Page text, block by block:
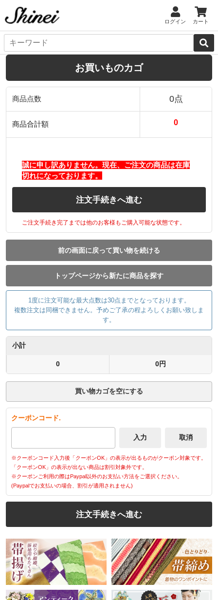
ログイン カート
お買いものカゴ
商品点数 0点
商品合計額 0
誠に申し訳ありません。現在、ご注文の商品は在庫
切れになっております。
注文手続きへ進む
ご注文手続き完了までは他のお客様もご購入可能な状態です。
前の画面に戻って買い物を続ける
トップページから新たに商品を探す
1度に注文可能な最大点数は30点までとなっております。
複数注文は同梱できません。予めご了承の程よろしくお願い致しま
す。
小計
0 0円
買い物カゴを空にする
クーポンコード.
※クーポンコード入力後「クーポンOK」の表示が出るものがクーポン対象です。
「クーポンOK」の表示が出ない商品は割引対象外です。
※クーポンご利用の際はPaypal以外のお支払い方法をご選択ください。
(Paypalでお支払いの場合、割引が適用されません)
注文手続きへ進む